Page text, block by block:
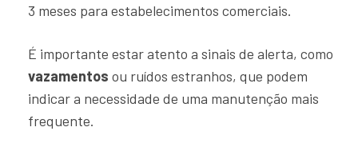
3 meses para estabelecimentos comerciais.
É importante estar atento a sinais de alerta, como
vazamentos ou ruídos estranhos, que podem
indicar a necessidade de uma manutenção mais
frequente.